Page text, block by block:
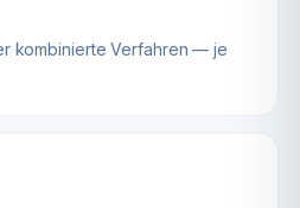
kombinierte Verfahren — je